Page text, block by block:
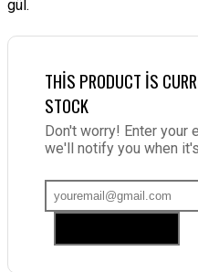
gül.
THIS PRODUCT IS
STOCK
Don't worry! Enter your
we'll notify you when